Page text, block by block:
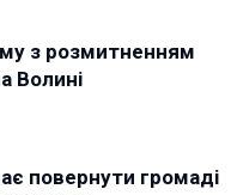
з розмитненням
Волині
повернути громаді